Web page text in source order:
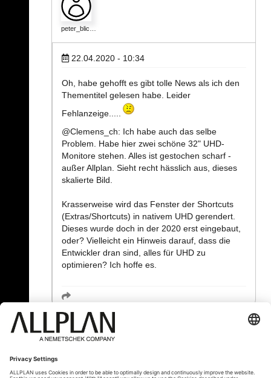
peter_blic…
22.04.2020 - 10:34
Oh, habe gehofft es gibt tolle News als ich den
Thementitel gelesen habe. Leider
Fehlanzeige.....
@Clemens_ch: Ich habe auch das selbe
Problem. Habe hier zwei schöne 32" UHD-
Monitore stehen. Alles ist gestochen scharf -
außer Allplan. Sieht recht hässlich aus, dieses
skalierte Bild.
Krasserweise wird das Fenster der Shortcuts
(Extras/Shortcuts) in nativem UHD gerendert.
Dieses wurde doch in der 2020 erst eingebaut,
oder? Vielleicht ein Hinweis darauf, dass die
Entwickler dran sind, alles für UHD zu
optimieren? Ich hoffe es.
« Zurück